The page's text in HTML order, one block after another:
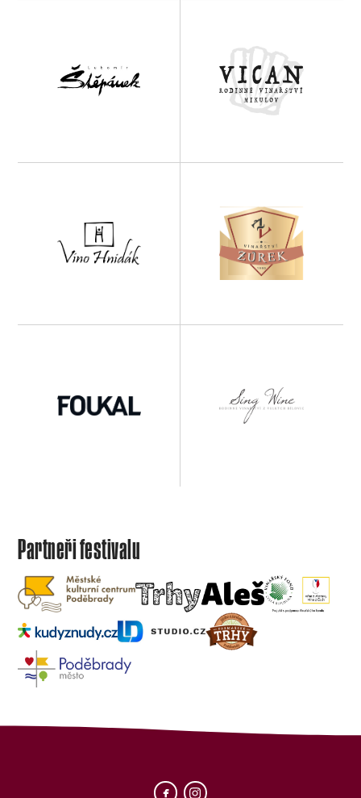
Partneři festivalu